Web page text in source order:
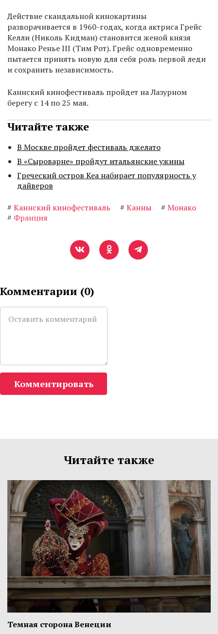
Действие скандальной кинокартины
разворачивается в 1960-годах, когда актриса Грейс
Келли (Николь Кидман) становится женой князя
Монако Ренье III (Тим Рот). Грейс одновременно
пытается принять новую для себя роль первой леди
и сохранить независимость.
Каннский кинофестиваль пройдет на Лазурном
берегу с 14 по 25 мая.
Читайте также
В Москве пройдет фестиваль джелато
В «Сыроварне» пройдут итальянские ужины
Греческий остров Кеа набирает популярность у
дайверов
# Каннский кинофестиваль # Канны # Монако
# Франция
Комментарии (0)
Комментировать
Читайте также
Темная сторона Венеции